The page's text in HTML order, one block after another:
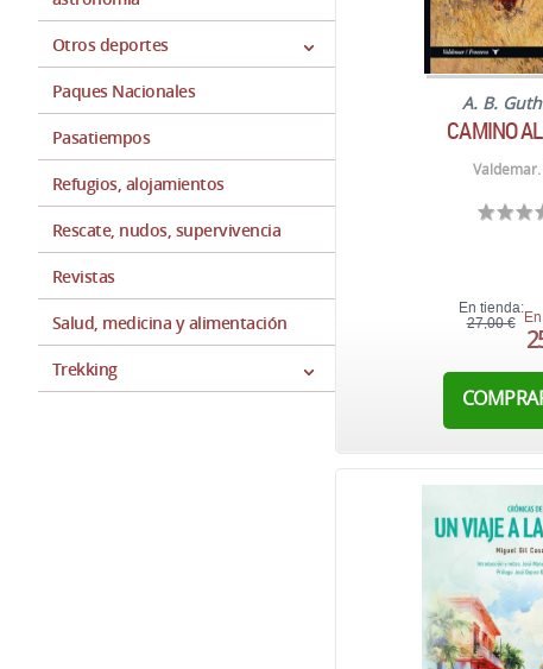
Otros deportes
Paques Nacionales
Pasatiempos
Refugios, alojamientos
Rescate, nudos, supervivencia
Revistas
Salud, medicina y alimentación
Trekking
A. B.
CAMINO
En tienda:
27,00 €